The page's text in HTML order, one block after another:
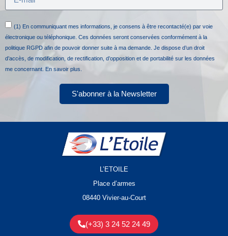
(1) En communiquant mes informations, je consens à être recontacté(e) par voie
électronique ou téléphonique. Ces données seront conservées conformément à la
politique RGPD afin de pouvoir donner suite à ma demande. Je dispose d’un droit
d’accès, de modification, de rectification, d’opposition et de portabilité sur les données
me concernant. En savoir plus.
S'abonner à la Newsletter
L’ETOILE
Place d’armes
08440 Vivier-au-Court
(+33) 3 24 52 24 49